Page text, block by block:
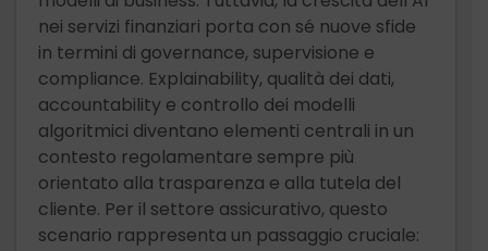
nei servizi finanziari porta con sé nuove sfide
in termini di governance, supervisione e
compliance. Explainability, qualità dei dati,
accountability e controllo dei modelli
algoritmici diventano elementi centrali in un
contesto regolamentare sempre più
orientato alla trasparenza e alla tutela del
cliente. Per il settore assicurativo, questo
scenario rappresenta un passaggio cruciale: